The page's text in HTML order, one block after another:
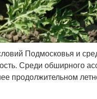
Подмосковья и
Среди обширного
продолжительном